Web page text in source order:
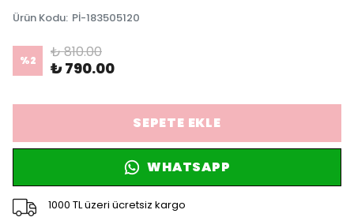
Ürün Kodu: Pİ-183505120
%2 ₺ 810.00
₺ 790.00
SEPETE EKLE
WHATSAPP
1000 TL üzeri ücretsiz kargo